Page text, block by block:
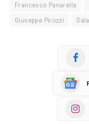
Francesco Panarella
Giuseppe Pirozzi